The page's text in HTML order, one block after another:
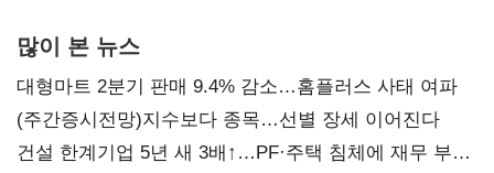
많이 본 뉴스
대형마트 2분기 판매 9.4% 감소…홈플러스 사태 여파
(주간증시전망)지수보다 종목…선별 장세 이어진다
건설 한계기업 5년 새 3배↑…PF·주택 침체에 재무 부담